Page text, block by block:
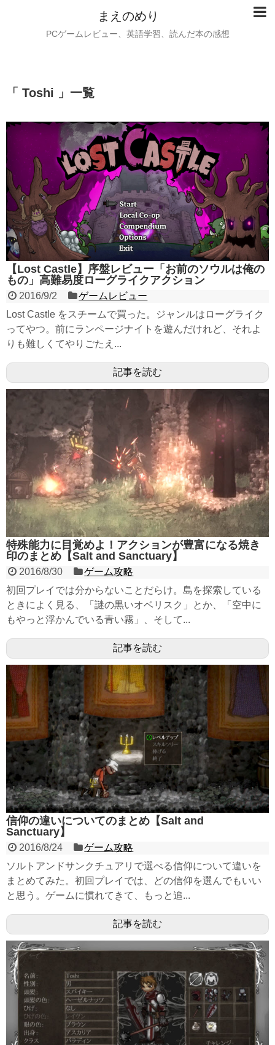
まえのめり
PCゲームレビュー、英語学習、読んだ本の感想
「 Toshi 」一覧
【Lost Castle】序盤レビュー「お前のソウルは俺の
もの」高難易度ローグライクアクション
2016/9/2
ゲームレビュー
Lost Castle をスチームで買った。ジャンルはローグライク
ってやつ。前にランページナイトを遊んだけれど、それよ
りも難しくてやりごたえ...
記事を読む
特殊能力に目覚めよ！アクションが豊富になる焼き
印のまとめ【Salt and Sanctuary】
2016/8/30
ゲーム攻略
初回プレイでは分からないことだらけ。島を探索している
ときによく見る、「謎の黒いオベリスク」とか、「空中に
もやっと浮かんでいる青い霧」、そして...
記事を読む
信仰の違いについてのまとめ【Salt and
Sanctuary】
2016/8/24
ゲーム攻略
ソルトアンドサンクチュアリで選べる信仰について違いを
まとめてみた。初回プレイでは、どの信仰を選んでもいい
と思う。ゲームに慣れてきて、もっと追...
記事を読む